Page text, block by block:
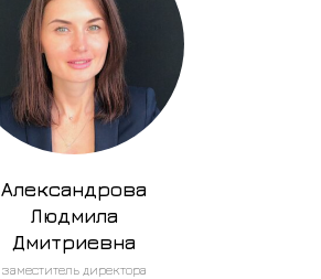
Александрова
Людмила
Дмитриевна
заместитель директора